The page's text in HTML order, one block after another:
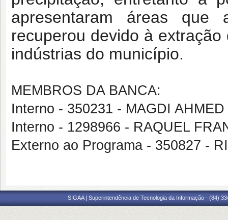
apresentaram áreas
recuperou devido à
indústrias do município.
MEMBROS DA BANCA:
Interno - 350231 - MAGDI
Interno - 1298966 - RAQUEL
Externo ao Programa - 350827 -
SIGAA | Superintendência de Tecnologia da Informação - (84)